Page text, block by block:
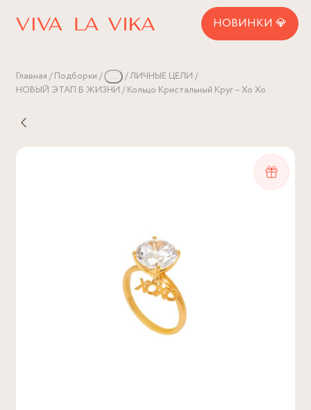
НОВИНКИ 💎
Главная Подборки ...
ЛИЧНЫЕ ЦЕЛИ
НОВЫЙ ЭТАП В ЖИЗНИ
Кольцо Кристальный Круг – Хо Хо